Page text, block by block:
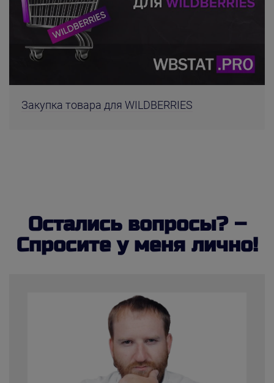
Закупка товара для WILDBERRIES
Остались вопросы? –
Спросите у меня лично!